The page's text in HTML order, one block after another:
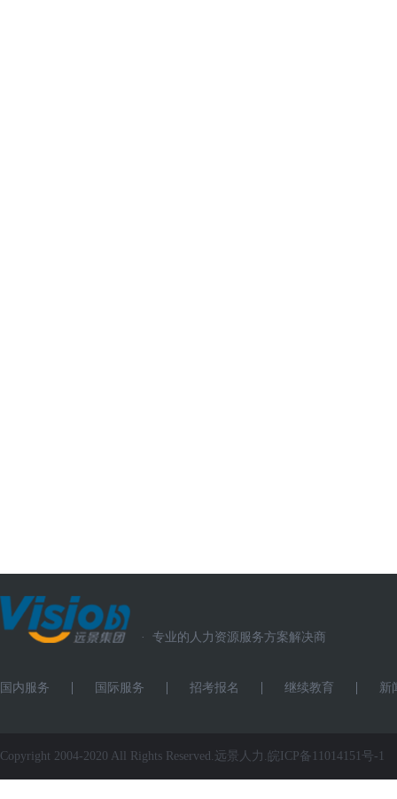
· 专业的人力资源服务方案解决商
国内服务 国际服务 招考报名 继续教育 新
Copyright 2004-2020 All Rights Reserved.远景人力. 皖ICP备11014151号-1